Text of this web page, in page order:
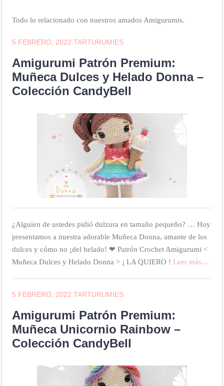
Todo lo relacionado con nuestros amados Amigurumis.
5 FEBRERO, 2022 TARTURUMIES
Amigurumi Patrón Premium:
Muñeca Dulces y Helado Donna –
Colección CandyBell
¿Alguien de ustedes pidió dulzura en tamaño pequeño? … Hoy
presentamos a nuestra adorable Muñeca Donna, amante de los
dulces y cómo no ¡del helado! ❤ Patrón Crochet Amigurumi <
Muñeca Dulces y Helado Donna > ¡ LA QUIERO ! Leer más…
5 FEBRERO, 2022 TARTURUMIES
Amigurumi Patrón Premium:
Muñeca Unicornio Rainbow –
Colección CandyBell